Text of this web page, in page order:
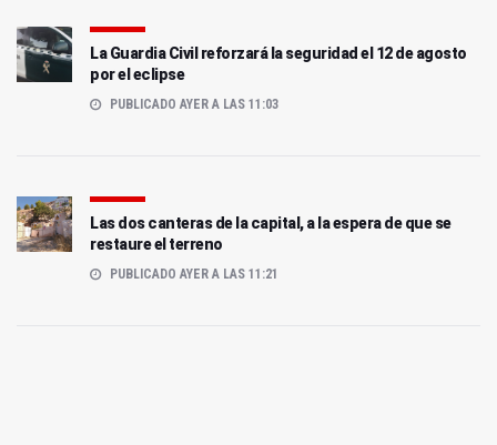
La Guardia Civil reforzará la seguridad el 12 de agosto
por el eclipse
PUBLICADO AYER A LAS 11:03
Las dos canteras de la capital, a la espera de que se
restaure el terreno
PUBLICADO AYER A LAS 11:21